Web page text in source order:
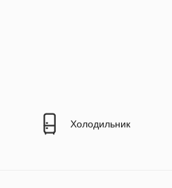
Холодильник